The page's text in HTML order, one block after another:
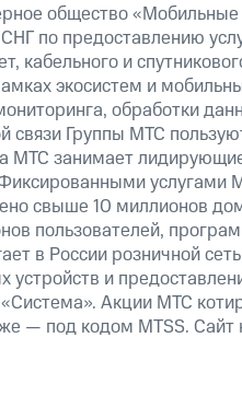
общество
по предоставлению
кабельного и
экосистем и
обработки
связи Группы МТС
МТС занимает
свыше 10 миллионов
пользователей,
в России розничной
устройств и
Акции МТС
— под кодом MTSS. Сайт